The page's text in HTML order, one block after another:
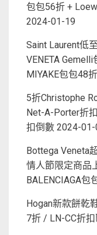
包包56折 +
2024-01-19
Saint Laurent低
VENETA Gemelli
MIYAKE包包48折
5折Christophe
Net-A-Porter折
扣倒數 2024-01-
Bottega Veneta
情人節限定商品
BALENCIAGA包
Hogan新款餅乾
7折 / LN-CC折